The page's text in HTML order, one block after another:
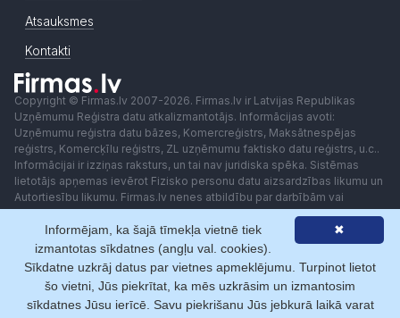
Atsauksmes
Kontakti
Copyright © Firmas.lv 2007-2026. Firmas.lv ir Latvijas Republikas
Uzņēmumu Reģistra datu atkalizmantotājs. Informācijas avoti:
Uzņēmumu reģistra datu bāzes, Komercreģistrs, Maksātnespējas
reģistrs, Komercķīlu reģistrs, ZL uzņēmumu faktisko datu reģistrs, u.c..
Informācijai ir izziņas raksturs, un tai nav juridiska spēka. Sistēmas
lietotājs apņemas ievērot Fizisko personu datu aizsardzības likumu un
Autortiesību likumu. Firmas.lv nenes atbildību par darbībām vai
lēmumiem, kas balstīti uz saņemto pakalpojumu. Lietotājam aizliegts
izmantot jebkādas automatizētas sistēmas vai iekārtas (robotus)
piekļuvei sistēmai bez rakstiskas saskaņošanas ar Firmas.lv. Galvenā
redaktore: Ingūna Pempere.
Lietošanas noteikumi
Privātuma politika Norēķini ar
✖
Informējam, ka šajā tīmekļa vietnē tiek
izmantotas sīkdatnes (angļu val. cookies).
Sīkdatne uzkrāj datus par vietnes apmeklējumu. Turpinot lietot
šo vietni, Jūs piekrītat, ka mēs uzkrāsim un izmantosim
sīkdatnes Jūsu ierīcē. Savu piekrišanu Jūs jebkurā laikā varat